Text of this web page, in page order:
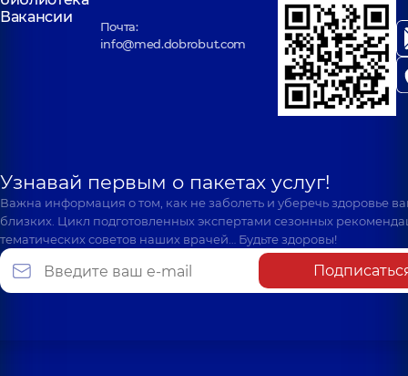
Вакансии
Почта:
info@med.dobrobut.com
Узнавай первым о пакетах услуг!
Важна информация о том, как не заболеть и уберечь здоровье
близких. Цикл подготовленных экспертами сезонных
тематических советов наших врачей… Будьте здоровы!